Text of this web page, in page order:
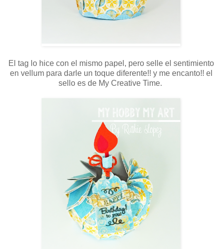
El tag lo hice con el mismo papel, pero selle el sentimiento
en vellum para darle un toque diferente!! y me encanto!! el
sello es de My Creative Time.